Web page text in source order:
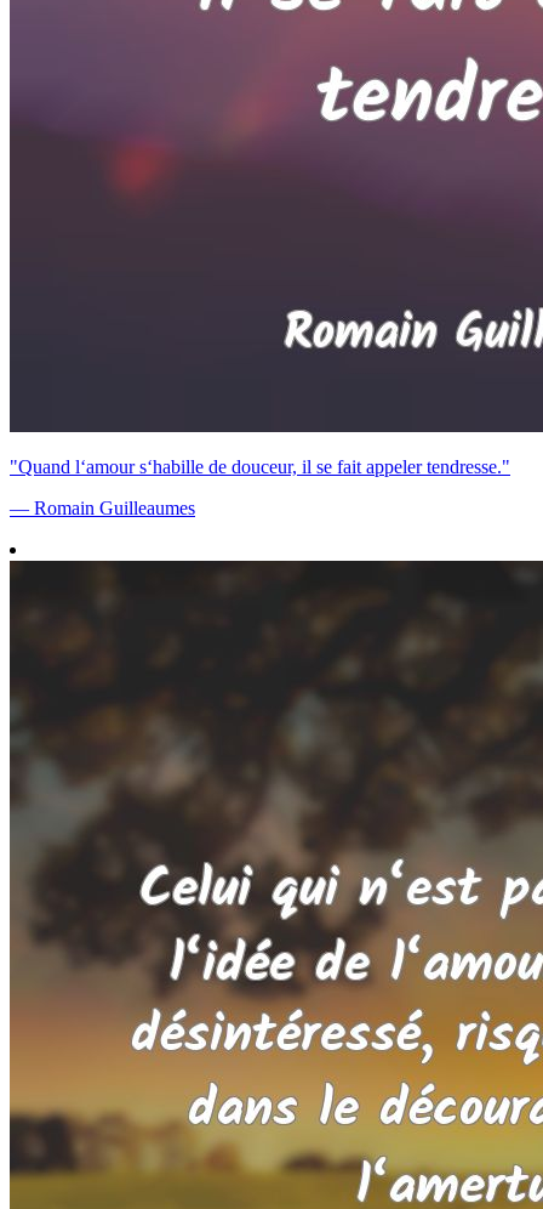
"Quand l‘amour s‘habille de douceur, il se fait appeler tendresse."
— Romain Guilleaumes